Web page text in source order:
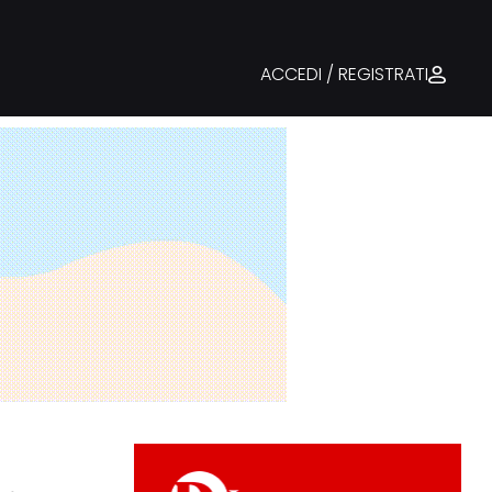
ACCEDI / REGISTRATI